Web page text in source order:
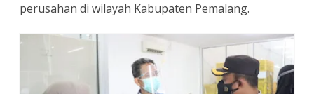
perusahan di wilayah Kabupaten Pemalang.